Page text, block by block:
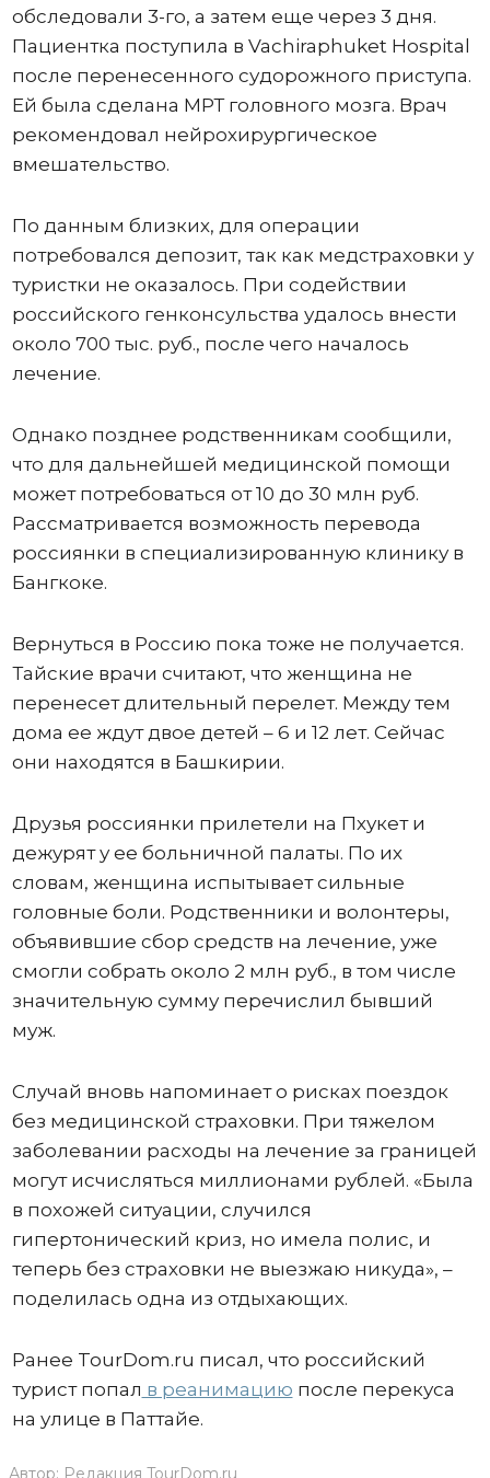
обследовали 3-го, а затем еще через 3 дня.
Пациентка поступила в Vachiraphuket Hospital
после перенесенного судорожного приступа.
Ей была сделана МРТ головного мозга. Врач
рекомендовал нейрохирургическое
вмешательство.
По данным близких, для операции
потребовался депозит, так как медстраховки у
туристки не оказалось. При содействии
российского генконсульства удалось внести
около 700 тыс. руб., после чего началось
лечение.
Однако позднее родственникам сообщили,
что для дальнейшей медицинской помощи
может потребоваться от 10 до 30 млн руб.
Рассматривается возможность перевода
россиянки в специализированную клинику в
Бангкоке.
Вернуться в Россию пока тоже не получается.
Тайские врачи считают, что женщина не
перенесет длительный перелет. Между тем
дома ее ждут двое детей – 6 и 12 лет. Сейчас
они находятся в Башкирии.
Друзья россиянки прилетели на Пхукет и
дежурят у ее больничной палаты. По их
словам, женщина испытывает сильные
головные боли. Родственники и волонтеры,
объявившие сбор средств на лечение, уже
смогли собрать около 2 млн руб., в том числе
значительную сумму перечислил бывший
муж.
Случай вновь напоминает о рисках поездок
без медицинской страховки. При тяжелом
заболевании расходы на лечение за границей
могут исчисляться миллионами рублей. «Была
в похожей ситуации, случился
гипертонический криз, но имела полис, и
теперь без страховки не выезжаю никуда», –
поделилась одна из отдыхающих.
Ранее TourDom.ru писал, что российский
турист попал в реанимацию после перекуса
на улице в Паттайе.
Автор: Редакция TourDom.ru